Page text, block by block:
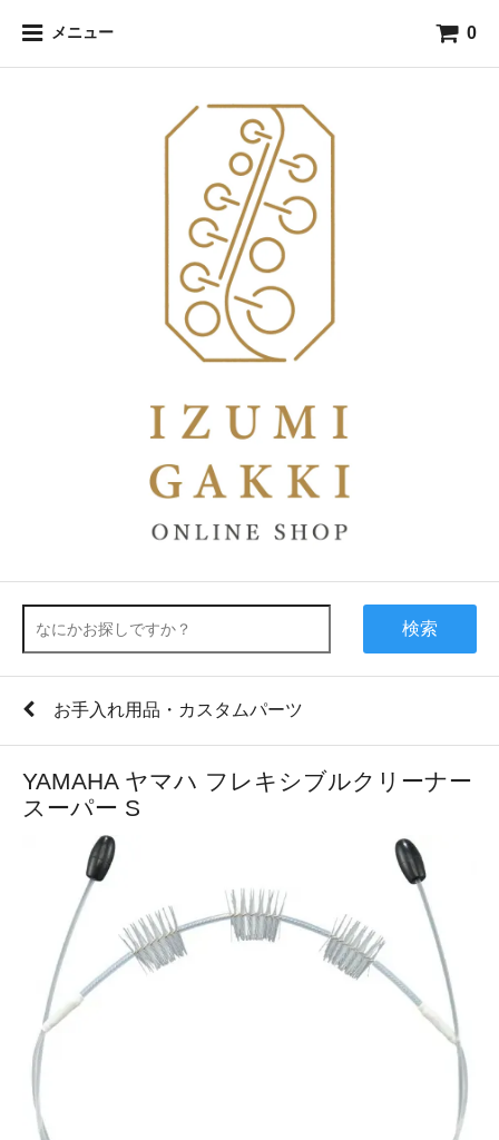
メニュー 0
検索
お手入れ用品・カスタムパーツ
YAMAHA ヤマハ フレキシブルクリーナー
スーパー S